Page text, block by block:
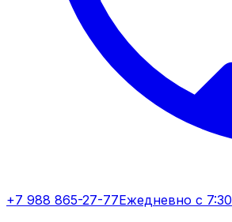
+7 988 865-27-77Ежедневно с 7:30